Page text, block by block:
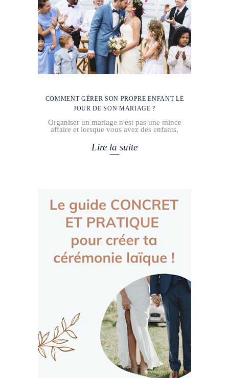
COMMENT GÉRER SON PROPRE ENFANT LE
JOUR DE SON MARIAGE ?
Organiser un mariage n'est pas une mince
affaire et lorsque vous avez des enfants,
Lire la suite